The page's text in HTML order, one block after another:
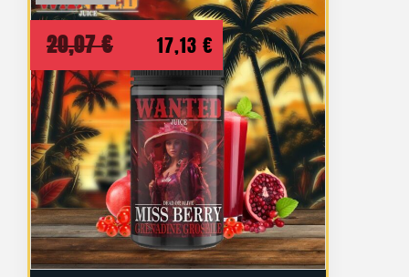
20,07€
Le
prix
initial
était :
20,07 €.
17,13 € Le
prix
actuel
est :
17,13 €.